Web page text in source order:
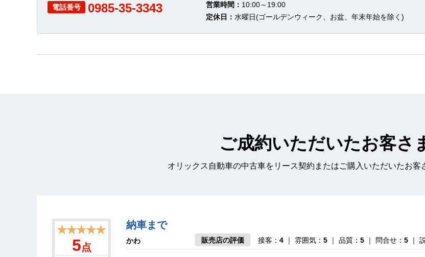
電話番号 0985-35-3343
営業時間： 10:00～19:00
定休日： 水曜日(ゴールデンウィーク、お盆、年末年始を除く)
ご成約いただいたお客さ
オリックス自動車の中古車をリース契約またはご購入いただいたお客
★★★★★
5点
納車まで
かわ 販売店の評価 接客： 4 ｜ 雰囲気： 5 ｜ 品質： 5 ｜ 問合せ： 5 ｜